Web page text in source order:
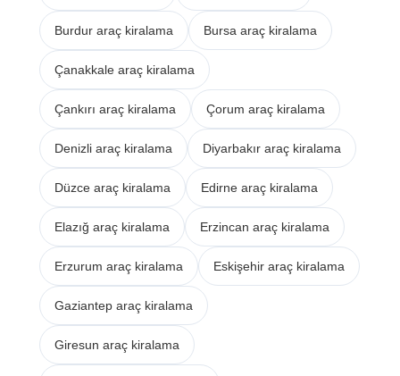
Burdur araç kiralama Bursa araç kiralama
Çanakkale araç kiralama
Çankırı araç kiralama Çorum araç kiralama
Denizli araç kiralama Diyarbakır araç kiralama
Düzce araç kiralama Edirne araç kiralama
Elazığ araç kiralama Erzincan araç kiralama
Erzurum araç kiralama Eskişehir araç kiralama
Gaziantep araç kiralama
Giresun araç kiralama